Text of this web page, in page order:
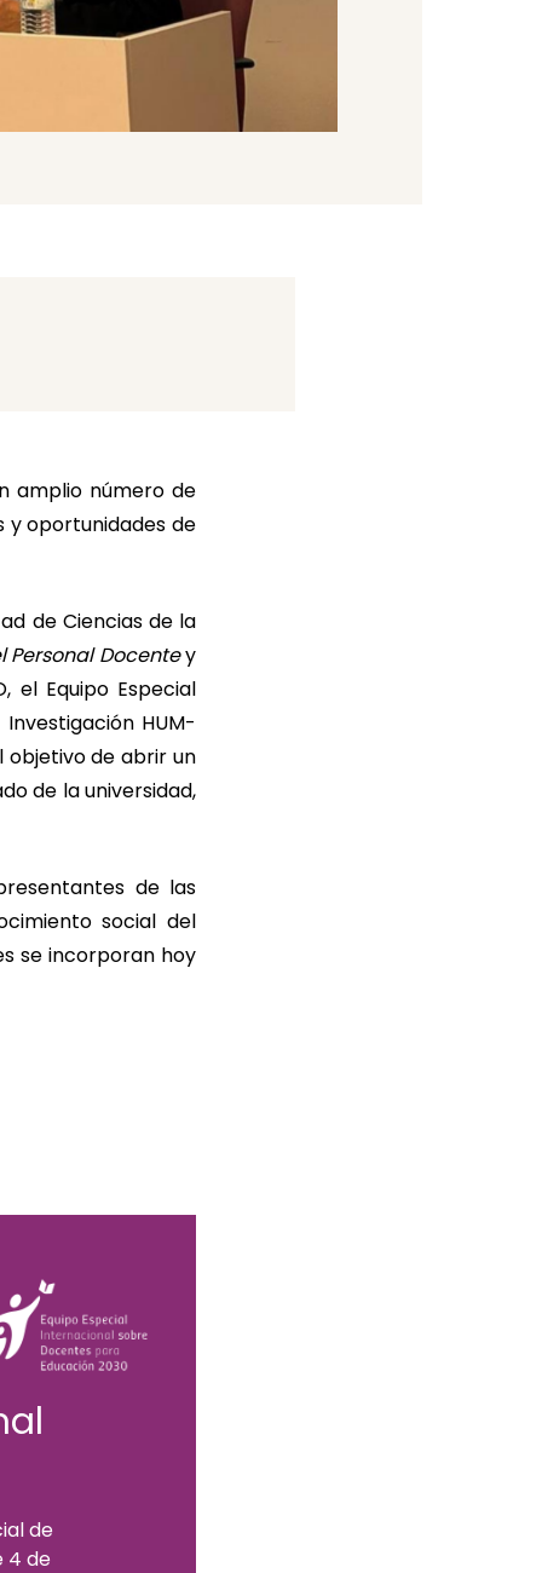
amplio número de
y oportunidades de
de Ciencias de la
Personal Docentey
el Equipo Especial
HUM-
objetivo de abrir un
de la universidad,
de las
social del
se incorporan hoy
de
4 de